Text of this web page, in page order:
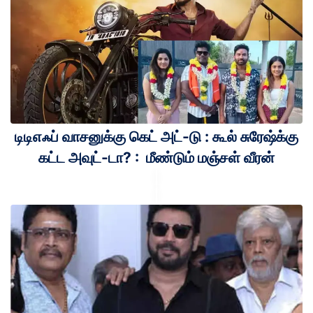
டிடிஎஃப் வாசனுக்கு கெட் அட்-டு : கூல் சுரேஷ்க்கு
கட்ட அவுட்-டா? : மீண்டும் மஞ்சள் வீரன்